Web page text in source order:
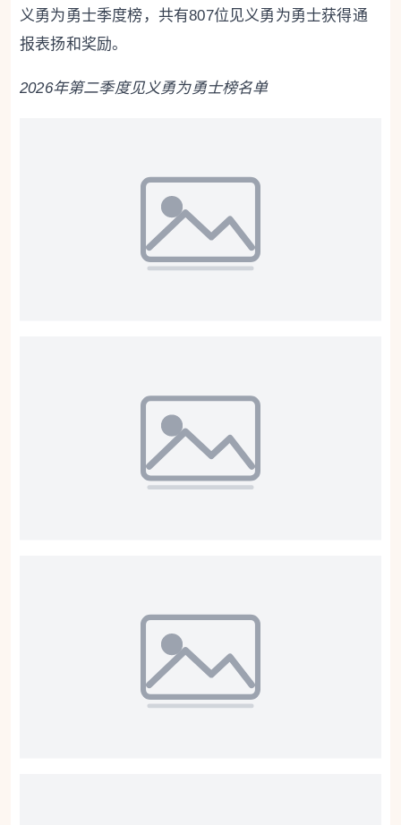
义勇为勇士季度榜，共有807位见义勇为勇士获得通
报表扬和奖励。
2026年第二季度见义勇为勇士榜名单